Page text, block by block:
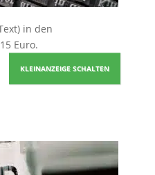
in den
Euro.
KLEINANZEIGE SCHALTEN